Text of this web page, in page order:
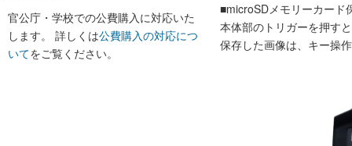
官公庁・学校での公費購入に対応いた
します。 詳しくは公費購入の対応につ
いてをご覧ください。
■microSDメモリーカード
本体部のトリガーを押す
保存した画像は、キー操